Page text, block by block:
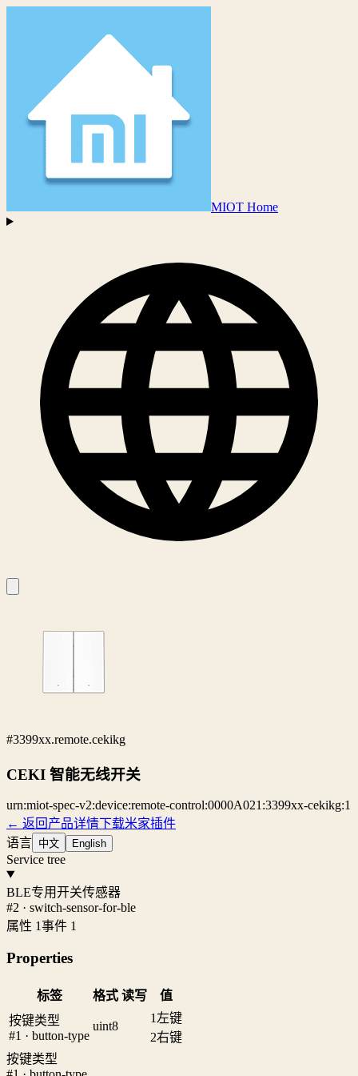
MIOT Home
#3399xx.remote.cekikg
CEKI 智能无线开关
urn:miot-spec-v2:device:remote-control:0000A021:3399xx-cekikg:1
← 返回产品详情下载米家插件
语言 中文 English
Service tree
BLE专用开关传感器
#2 · switch-sensor-for-ble
属性 1事件 1
Properties
标签 格式 读写
值
按键类型
#1 · button-type
uint8
1 左键
2右键
按键类型